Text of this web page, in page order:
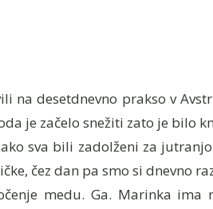
na desetdnevno prakso v
je začelo snežiti zato je bilo
sva bili zadolženi za
čez dan pa smo si dnevno
medu. Ga. Marinka ima